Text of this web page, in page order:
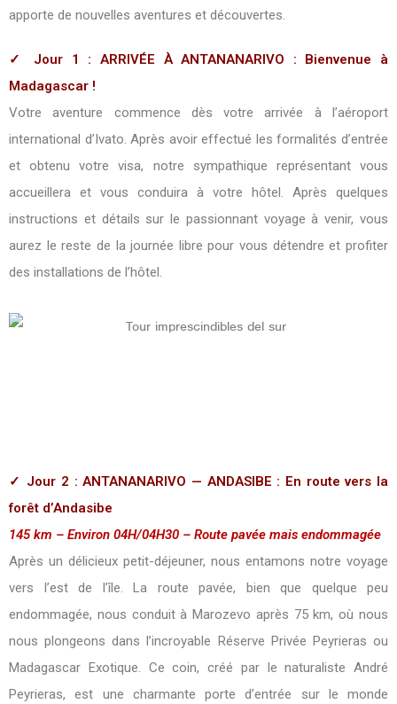
apporte de nouvelles aventures et découvertes.
✓ Jour 1 : ARRIVÉE À ANTANANARIVO : Bienvenue à
Madagascar !
Votre aventure commence dès votre arrivée à l’aéroport
international d’Ivato. Après avoir effectué les formalités d’entrée
et obtenu votre visa, notre sympathique représentant vous
accueillera et vous conduira à votre hôtel. Après quelques
instructions et détails sur le passionnant voyage à venir, vous
aurez le reste de la journée libre pour vous détendre et profiter
des installations de l’hôtel.
✓ Jour 2 : ANTANANARIVO — ANDASIBE : En route vers la
forêt d’Andasibe
145 km – Environ 04H/04H30 – Route pavée mais endommagée
Après un délicieux petit-déjeuner, nous entamons notre voyage
vers l’est de l’île. La route pavée, bien que quelque peu
endommagée, nous conduit à Marozevo après 75 km, où nous
nous plongeons dans l’incroyable Réserve Privée Peyrieras ou
Madagascar Exotique. Ce coin, créé par le naturaliste André
Peyrieras, est une charmante porte d’entrée sur le monde